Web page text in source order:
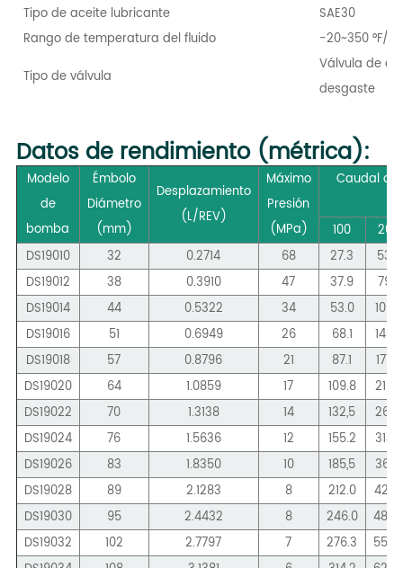
Tipo de aceite lubricante
SAE30
Rango de temperatura del fluido
-20~350 °F/-
Tipo de válvula
Válvula de
desgaste
Datos de rendimiento (métrica):
Modelo
de
bomba
Émbolo
Diámetro
(mm)
Desplazamiento
(L/REV)
Máximo
Presión
(MPa)
Caudal de
100
200
DS19010
32 0.2714 68 27.3
53.0
DS19012
38 0.3910 47 37.9
79,5
DS19014
44 0.5322 34 53.0
106.0
DS19016
51 0.6949 26 68.1
140.0
DS19018
57 0.8796 21 87.1
177.9
DS19020
64 1.0859 17 109.8
215.7
DS19022
70 1.3138 14 132,5
261.2
DS19024
76 1.5636 12 155.2
314.2
DS19026
83 1.8350 10 185,5
367.1
DS19028
89 2.1283 8 212.0
427,7
DS19030
95 2.4432 8 246.0
DS19032
102 2.7797 7 276.3